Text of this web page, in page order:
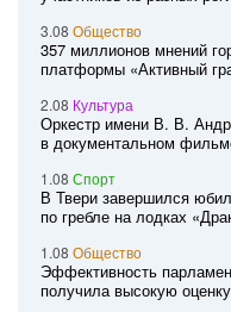
3.08 Общество
357 миллионов мнений
платформы «Активный
2.08 Культура
Оркестр имени В. В.
в документальном
1.08 Спорт
В Твери завершился
по гребле на лодках
1.08 Общество
Эффективность
получила высокую